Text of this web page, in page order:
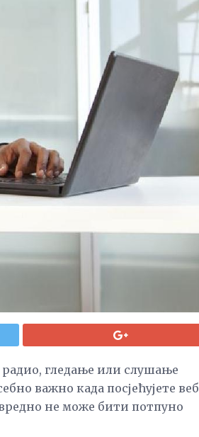
радио, гледање или слушање
важно када посјећујете веб
не може бити потпуно